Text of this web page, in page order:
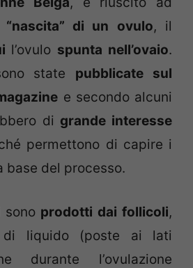
“nascita” di un ovulo, il
l’ovulo spunta nell’ovaio.
state pubblicate sul
e secondo alcuni
di grande interesse
permettono di capire i
base del processo.
sono prodotti dai follicoli,
di liquido (poste ai lati
durante l’ovulazione